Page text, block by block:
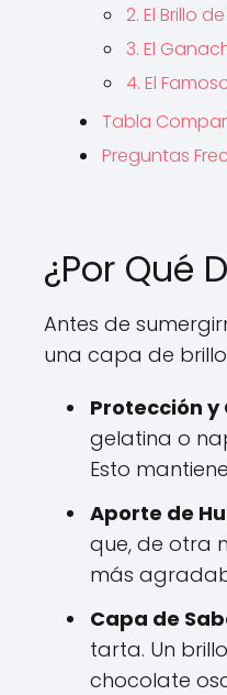
2. El Brillo
3. El
4. El
Tabla
Preguntas
¿Por Qué
Antes de
una capa de
Protección y
gelatina o
Esto
Aporte de
que, de otra
más
Capa de
tarta. Un
chocolate